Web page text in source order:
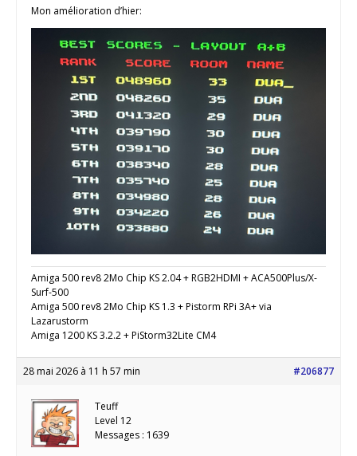
Mon amélioration d’hier:
Amiga 500 rev8 2Mo Chip KS 2.04 + RGB2HDMI + ACA500Plus/X-
Surf-500
Amiga 500 rev8 2Mo Chip KS 1.3 + Pistorm RPi 3A+ via
Lazarustorm
Amiga 1200 KS 3.2.2 + PiStorm32Lite CM4
28 mai 2026 à 11 h 57 min #206877
Teuff
Level 12
Messages : 1639